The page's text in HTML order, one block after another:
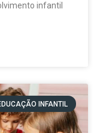
infantil
INFANTIL